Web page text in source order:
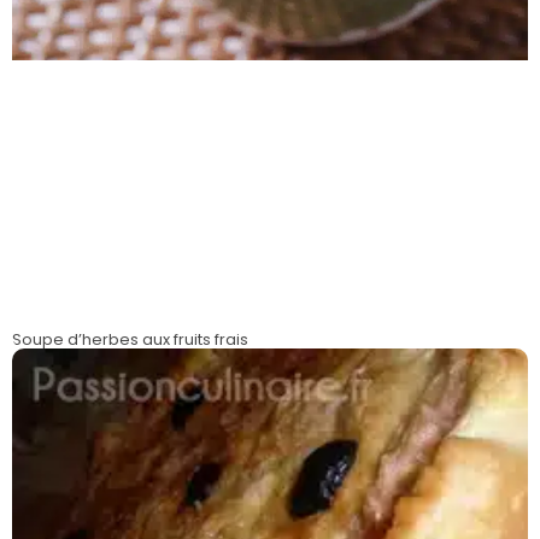
Soupe d’herbes aux fruits frais